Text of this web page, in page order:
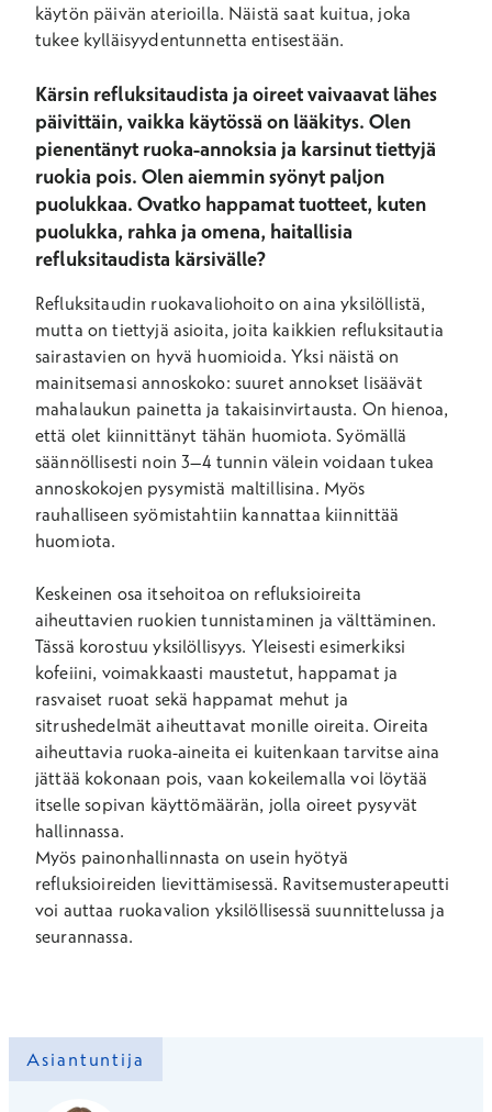
käytön päivän aterioilla. Näistä saat kuitua, joka
tukee kylläisyydentunnetta entisestään.
Kärsin refluksitaudista ja oireet vaivaavat lähes
päivittäin, vaikka käytössä on lääkitys. Olen
pienentänyt ruoka-annoksia ja karsinut tiettyjä
ruokia pois. Olen aiemmin syönyt paljon
puolukkaa. Ovatko happamat tuotteet, kuten
puolukka, rahka ja omena, haitallisia
refluksitaudista kärsivälle?
Refluksitaudin ruokavaliohoito on aina yksilöllistä,
mutta on tiettyjä asioita, joita kaikkien refluksitautia
sairastavien on hyvä huomioida. Yksi näistä on
mainitsemasi annoskoko: suuret annokset lisäävät
mahalaukun painetta ja takaisinvirtausta. On hienoa,
että olet kiinnittänyt tähän huomiota. Syömällä
säännöllisesti noin 3–4 tunnin välein voidaan tukea
annoskokojen pysymistä maltillisina. Myös
rauhalliseen syömistahtiin kannattaa kiinnittää
huomiota.
Keskeinen osa itsehoitoa on refluksioireita
aiheuttavien ruokien tunnistaminen ja välttäminen.
Tässä korostuu yksilöllisyys. Yleisesti esimerkiksi
kofeiini, voimakkaasti maustetut, happamat ja
rasvaiset ruoat sekä happamat mehut ja
sitrushedelmät aiheuttavat monille oireita. Oireita
aiheuttavia ruoka-aineita ei kuitenkaan tarvitse aina
jättää kokonaan pois, vaan kokeilemalla voi löytää
itselle sopivan käyttömäärän, jolla oireet pysyvät
hallinnassa.
Myös painonhallinnasta on usein hyötyä
refluksioireiden lievittämisessä. Ravitsemusterapeutti
voi auttaa ruokavalion yksilöllisessä suunnittelussa ja
seurannassa.
Asiantuntija